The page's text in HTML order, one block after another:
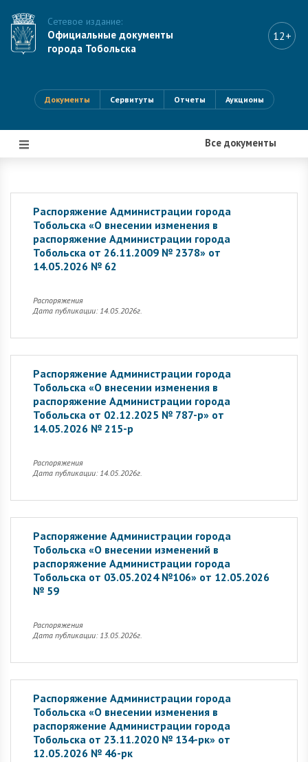
Сетевое издание:
Официальные документы
города Тобольска
12+
Документы Сервитуты Отчеты Аукционы
Все документы
|||
Распоряжение Администрации города
Тобольска «О внесении изменения в
распоряжение Администрации города
Тобольска от 26.11.2009 № 2378» от
14.05.2026 № 62
Распоряжения
Дата публикации: 14.05.2026г.
Распоряжение Администрации города
Тобольска «О внесении изменения в
распоряжение Администрации города
Тобольска от 02.12.2025 № 787-р» от
14.05.2026 № 215-р
Распоряжения
Дата публикации: 14.05.2026г.
Распоряжение Администрации города
Тобольска «О внесении изменений в
распоряжение Администрации города
Тобольска от 03.05.2024 №106» от 12.05.2026
№ 59
Распоряжения
Дата публикации: 13.05.2026г.
Распоряжение Администрации города
Тобольска «О внесении изменения в
распоряжение Администрации города
Тобольска от 23.11.2020 № 134-рк» от
12.05.2026 № 46-рк